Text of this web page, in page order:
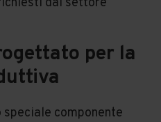
per la
speciale componente